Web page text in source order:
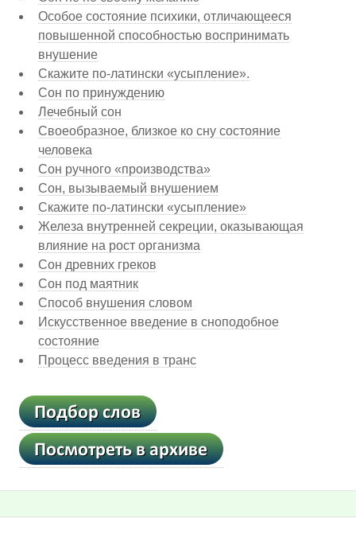
Особое состояние психики, отличающееся
повышенной способностью воспринимать
внушение
Скажите по-латински «усыпление».
Сон по принуждению
Лечебный сон
Своеобразное, близкое ко сну состояние
человека
Сон ручного «производства»
Сон, вызываемый внушением
Скажите по-латински «усыпление»
Железа внутренней секреции, оказывающая
влияние на рост организма
Сон древних греков
Сон под маятник
Способ внушения словом
Искусственное введение в сноподобное
состояние
Процесс введения в транс